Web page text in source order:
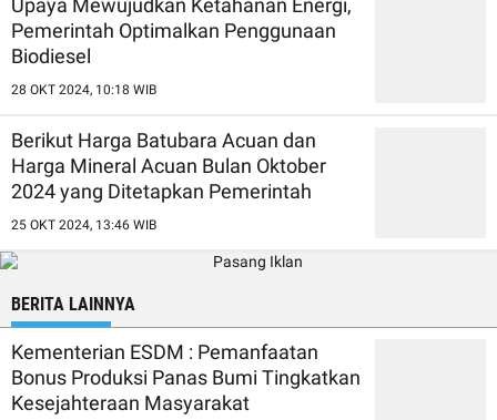
Upaya Mewujudkan Ketahanan Energi,
Pemerintah Optimalkan Penggunaan
Biodiesel
28 OKT 2024, 10:18 WIB
Berikut Harga Batubara Acuan dan
Harga Mineral Acuan Bulan Oktober
2024 yang Ditetapkan Pemerintah
25 OKT 2024, 13:46 WIB
BERITA LAINNYA
Kementerian ESDM : Pemanfaatan
Bonus Produksi Panas Bumi Tingkatkan
Kesejahteraan Masyarakat